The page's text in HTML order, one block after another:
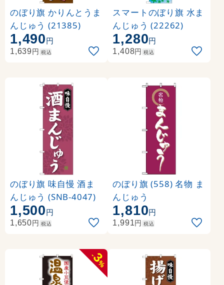
のぼり旗 かりんとうま
んじゅう (21385)
1,490円
1,639円 税込
スマートのぼり旗 水ま
んじゅう (22262)
1,280円
1,408円 税込
のぼり旗 味自慢 酒ま
んじゅう (SNB-4047)
1,500円
1,650円 税込
のぼり旗 (558) 名物 ま
んじゅう
1,810円
1,991円 税込
-
3
%